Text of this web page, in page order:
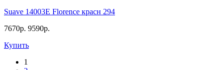
Suave 14003E Florence красн 294
7670р. 9590р.
Купить
1